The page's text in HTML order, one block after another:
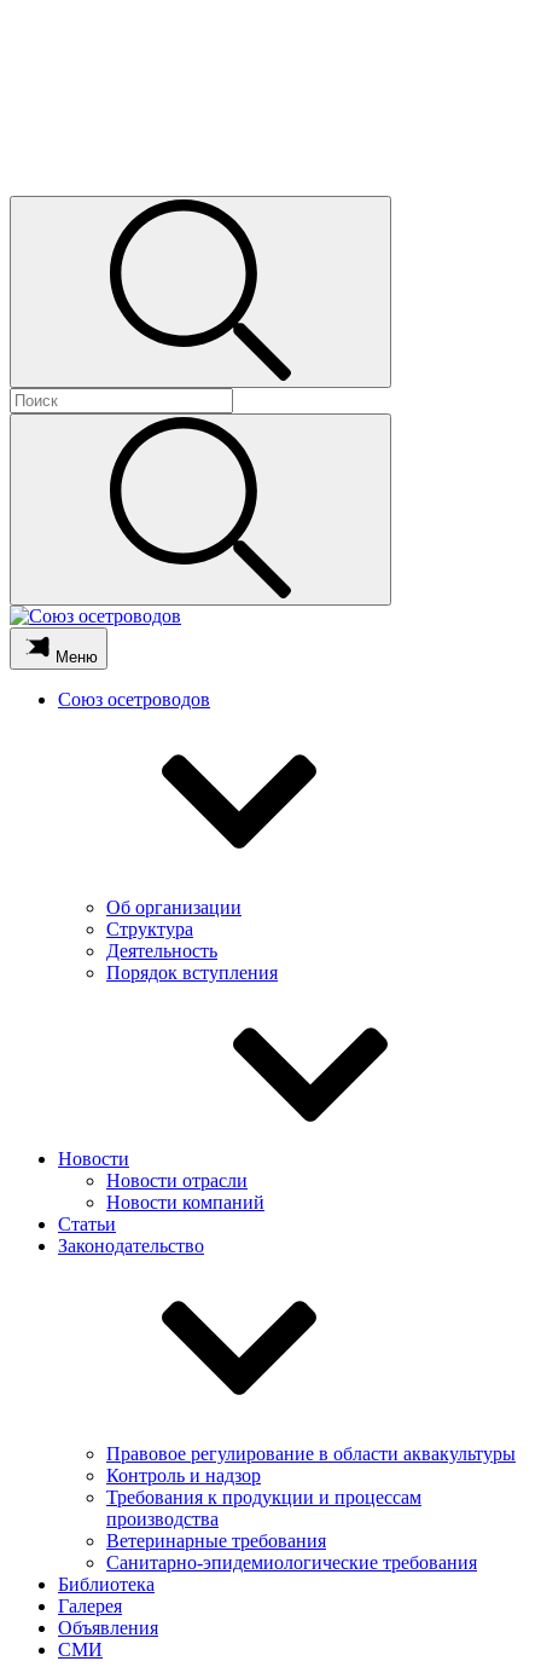
Меню
Союз осетроводов
Об организации
Структура
Деятельность
Порядок вступления
Новости
Новости отрасли
Новости компаний
Статьи
Законодательство
Правовое регулирование в области аквакультуры
Контроль и надзор
Требования к продукции и процессам
производства
Ветеринарные требования
Санитарно-эпидемиологические требования
Библиотека
Галерея
Объявления
СМИ